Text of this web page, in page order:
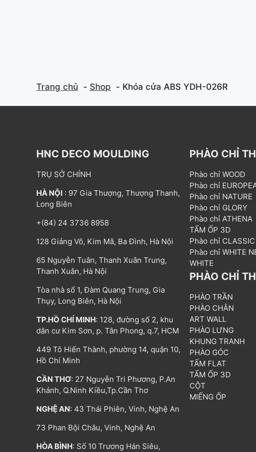
Trang chủ Shop Khóa cửa ABS YDH-026R
HNC DECO MOULDING
TRỤ SỞ CHÍNH
HÀ NỘI : 97 Gia Thượng, Thượng Thanh,
Long Biên
+(84) 24 3736 8958
128 Giảng Võ, Kim Mã, Ba Đình, Hà Nội
65 Nguyễn Tuân, Thanh Xuân Trung,
Thanh Xuân, Hà Nội
Tòa nhà số 1, Đàm Quang Trung, Gia
Thụy, Long Biên, Hà Nội
TP.HỒ CHÍ MINH: 128, đường số 2, khu
dân cư Kim Sơn, p. Tân Phong, q.7, HCM
449 Tô Hiến Thành, phường 14, quận 10,
Hồ Chí Minh
CẦN THƠ: 27 Nguyễn Tri Phương, P.An
Khánh, Q.Ninh Kiều,Tp.Cần Thơ
NGHỆ AN: 43 Thái Phiên, Vinh, Nghệ An
73 Phan Bội Châu, Vinh, Nghệ An
HÒA BÌNH: Số 10 Trương Hán Siêu,
PHÀO CHỈ
Phào chỉ WOOD
Phào chỉ
Phào chỉ NATURE
Phào chỉ GLORY
Phào chỉ ATHENA
TẤM ỐP 3D
Phào chỉ CLASSIC
Phào chỉ WHITE
WHITE
PHÀO CHỈ
PHÀO TRẦN
PHÀO CHÂN
ART WALL
PHÀO LƯNG
KHUNG TRANH
PHÀO GÓC
TẤM FLAT
TẤM ỐP 3D
CỘT
MIẾNG ỐP